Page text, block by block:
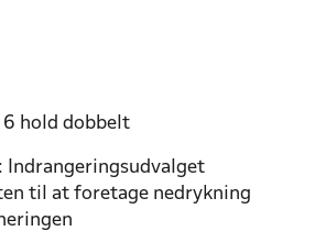
6 hold dobbelt
Indrangeringsudvalget
til at foretage nedrykning